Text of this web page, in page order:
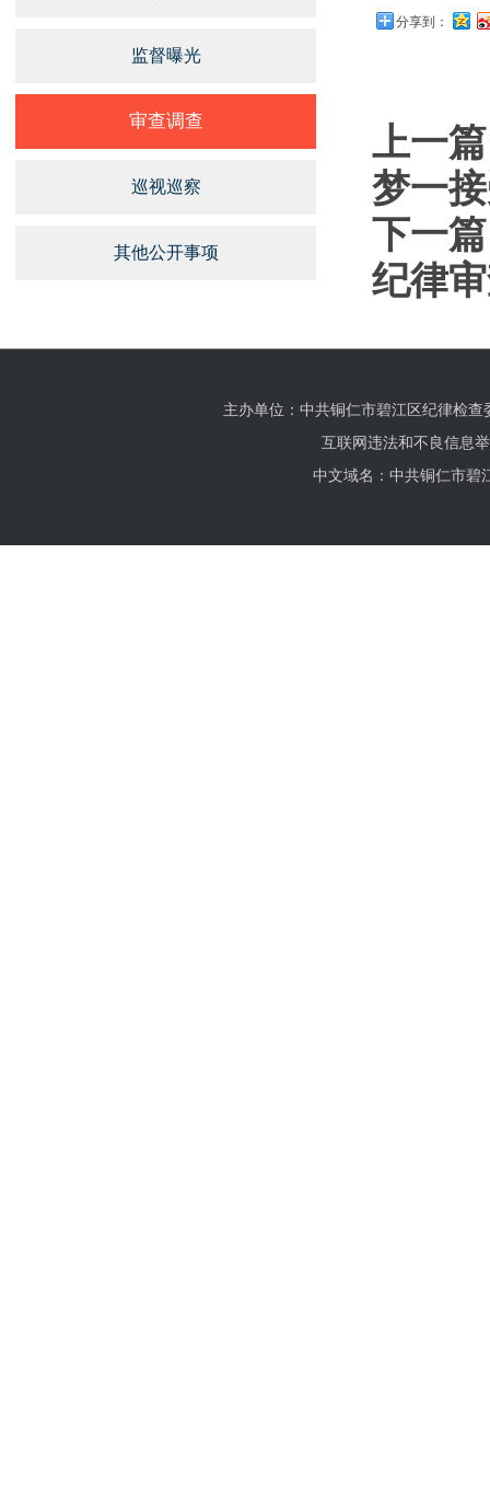
监督曝光
审查调查
巡视巡察
其他公开事项
分享到：
上一
梦一
下一
纪律
主办单位：中共铜仁市碧江区纪律检
互联网违法和不良信息
中文域名：中共铜仁市